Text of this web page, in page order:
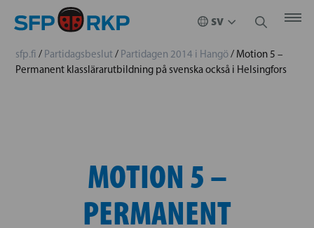
sfp.fi / Partidagsbeslut/ Partidagen 2014 i Hangö/ Motion 5 –
Permanent klasslärarutbildning på svenska också i Helsingfors
MOTION 5 –
PERMANENT